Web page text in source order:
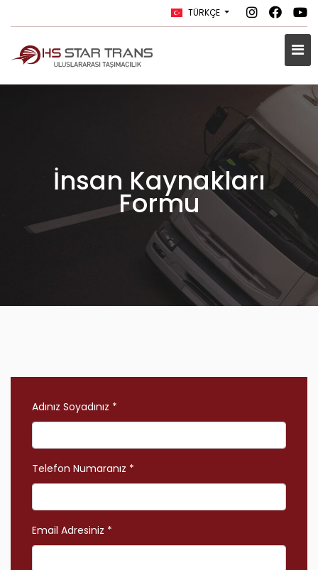
TÜRKÇE
İnsan Kaynakları
Formu
Adınız Soyadınız *
Telefon Numaranız *
Email Adresiniz *